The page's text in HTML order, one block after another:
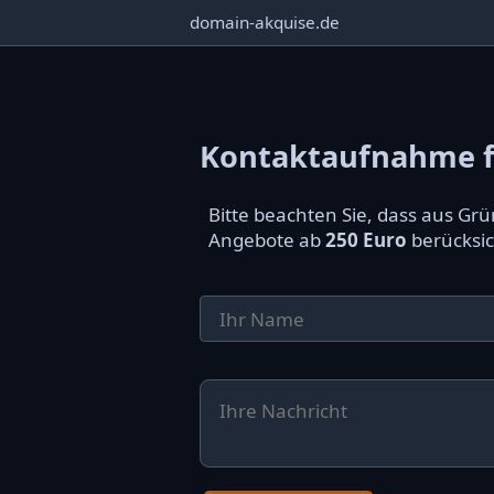
domain-akquise.de
Kontaktaufnahme
Bitte beachten Sie, dass aus
Angebote ab250 Euro